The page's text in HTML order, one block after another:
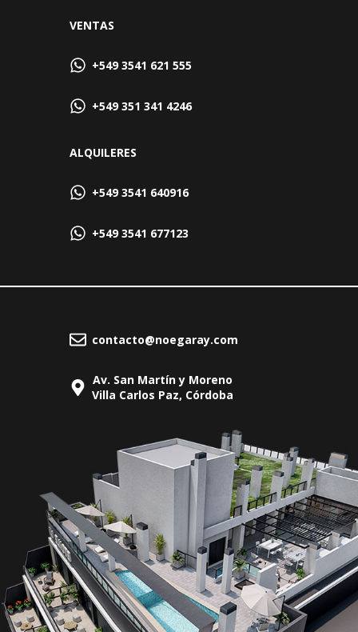
VENTAS
+549 3541 621 555
+549 351 341 4246
ALQUILERES
+549 3541 640916
+549 3541 677123
contacto@noegaray.com
Av. San Martín y Moreno
Villa Carlos Paz, Córdoba